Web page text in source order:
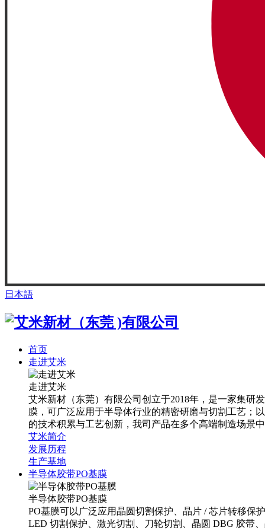
日本語
首页
走进艾米
走进艾米
艾米新材（东莞）有限公司创立于2018年，是一家集研
膜，可广泛应用于半导体行业的精密研磨与切割工艺；
的技术积累与工艺创新，我司产品在多个高端制造场景
艾米简介
发展历程
生产基地
半导体胶带PO基膜
半导体胶带PO基膜
PO基膜可以广泛应用晶圆切割保护、晶片 / 芯片转移
LED 切割保护、激光切割、刀轮切割、晶圆 DBG 胶带